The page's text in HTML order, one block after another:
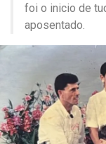
foi o inicio de
aposentado.